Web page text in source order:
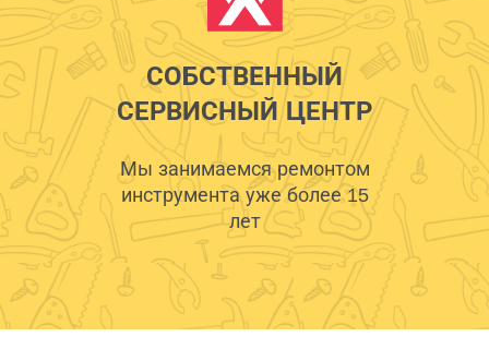
СОБСТВЕННЫЙ
СЕРВИСНЫЙ ЦЕНТР
Мы занимаемся ремонтом
инструмента уже более 15
лет